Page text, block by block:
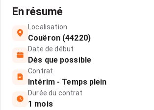
En résumé
Localisation
Couëron (44220)
Date de début
Dès que possible
Contrat
Intérim - Temps plein
Durée du contrat
1 mois